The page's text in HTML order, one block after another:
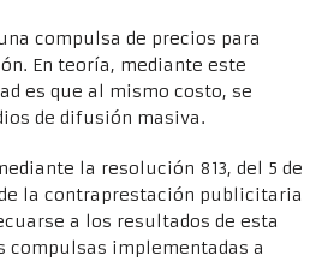
compulsa de precios para
En teoría, mediante este
es que al mismo costo, se
de difusión masiva.
la resolución 813, del 5 de
la contraprestación publicitaria
a los resultados de esta
compulsas implementadas a